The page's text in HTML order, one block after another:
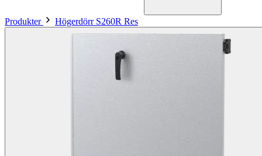
Produkter Högerdörr S260R Res